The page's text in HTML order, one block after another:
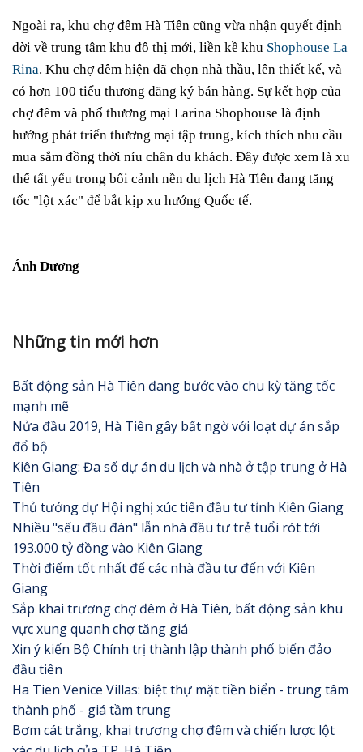
Ngoài ra, khu chợ đêm Hà Tiên cũng vừa nhận quyết định
dời về trung tâm khu đô thị mới, liền kề khu Shophouse La
Rina. Khu chợ đêm hiện đã chọn nhà thầu, lên thiết kế, và
có hơn 100 tiểu thương đăng ký bán hàng. Sự kết hợp của
chợ đêm và phố thương mại Larina Shophouse là định
hướng phát triển thương mại tập trung, kích thích nhu cầu
mua sắm đồng thời níu chân du khách. Đây được xem là xu
thế tất yếu trong bối cảnh nền du lịch Hà Tiên đang tăng
tốc "lột xác" để bắt kịp xu hướng Quốc tế.
Ánh Dương
Những tin mới hơn
Bất động sản Hà Tiên đang bước vào chu kỳ tăng tốc
mạnh mẽ
Nửa đầu 2019, Hà Tiên gây bất ngờ với loạt dự án sắp
đổ bộ
Kiên Giang: Đa số dự án du lịch và nhà ở tập trung ở Hà
Tiên
Thủ tướng dự Hội nghị xúc tiến đầu tư tỉnh Kiên Giang
Nhiều "sếu đầu đàn" lẫn nhà đầu tư trẻ tuổi rót tới
193.000 tỷ đồng vào Kiên Giang
Thời điểm tốt nhất để các nhà đầu tư đến với Kiên
Giang
Sắp khai trương chợ đêm ở Hà Tiên, bất động sản khu
vực xung quanh chợ tăng giá
Xin ý kiến Bộ Chính trị thành lập thành phố biển đảo
đầu tiên
Ha Tien Venice Villas: biệt thự mặt tiền biển - trung tâm
thành phố - giá tầm trung
Bơm cát trắng, khai trương chợ đêm và chiến lược lột